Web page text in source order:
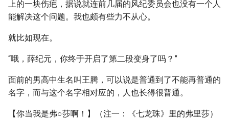
上的一块伤疤，据说就连前几届的风纪委员会也没有一个人
能解决这个问题。我也颇有些力不从心。
就比如现在。
“哦，薛纪元，你终于开启了第二段变身了吗？”
面前的男高中生名叫王腾，可以说是普通到了不能再普通的
名字，而与这个名字相对应的，人也长得很普通。
【你当我是弗○莎啊！】（注一：《七龙珠》里的弗里莎）